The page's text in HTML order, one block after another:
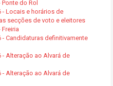
do Rol
- Locais e horários de
secções de voto e eleitores
- Candidaturas definitivamente
- Alteração ao Alvará de
- Alteração ao Alvará de